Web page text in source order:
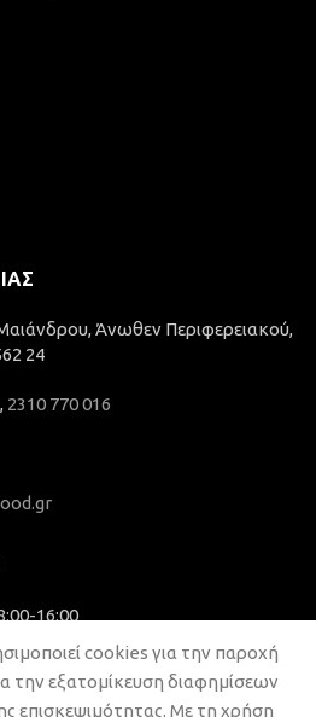
Άνωθεν Περιφερειακού,
24
, 2310 770 016
16:00
cookies για την παροχή
την εξατομίκευση διαφημίσεων
επισκεψιμότητας. Με τη χρήση